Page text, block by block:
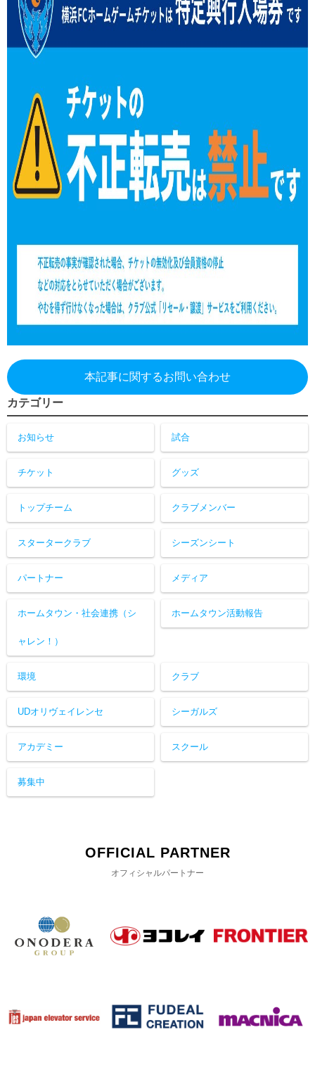
本記事に関するお問い合わせ
カテゴリー
お知らせ 試合
チケット グッズ
トップチーム クラブメンバー
スタータークラブ シーズンシート
パートナー メディア
ホームタウン・社会連携（シ
ャレン！）
ホームタウン活動報告
環境 クラブ
UDオリヴェイレンセ シーガルズ
アカデミー スクール
募集中
OFFICIAL PARTNER
オフィシャルパートナー